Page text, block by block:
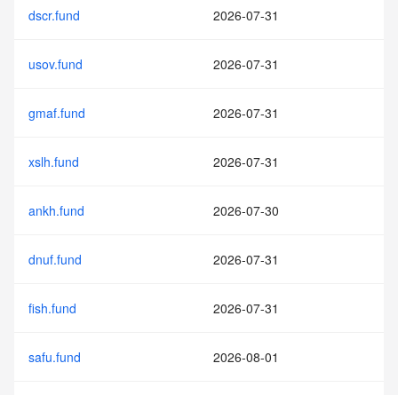
dscr.fund 2026-07-31
usov.fund 2026-07-31
gmaf.fund 2026-07-31
xslh.fund 2026-07-31
ankh.fund 2026-07-30
dnuf.fund 2026-07-31
fish.fund 2026-07-31
safu.fund 2026-08-01